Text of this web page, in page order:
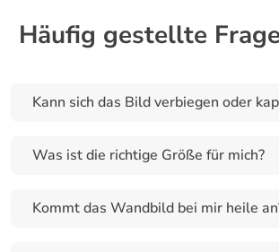
Häufig gestellte
Kann sich das Bild verbiegen oder
Was ist die richtige Größe für mich?
Kommt das Wandbild bei mir heile